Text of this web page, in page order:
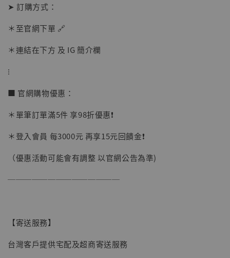
➤ 訂購方式：
＊至官網下單 🔗
＊連結在下方 及 IG 簡介欄
⁝
■ 官網購物優惠：
＊單筆訂單滿5件 享98折優惠❗️
＊登入會員 每3000元 再享15元回饋金❗️
（優惠活動可能會有調整 以官網公告為準)
──────────────
【寄送服務】
台灣客戶提供宅配及超商寄送服務